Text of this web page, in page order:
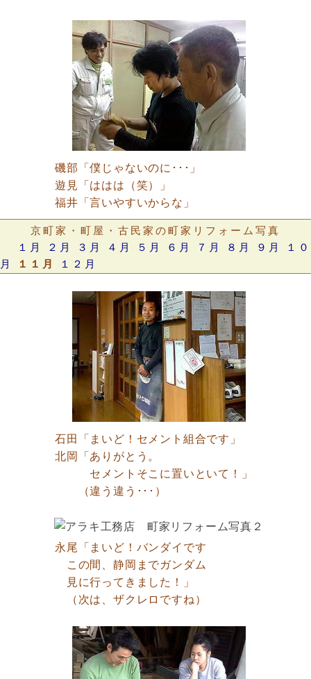
磯部「僕じゃないのに･･･」
遊見「ははは（笑）」
福井「言いやすいからな」
京町家・町屋・古民家の町家リフォーム写真
１月
２月 ３月 ４月 ５月 ６月 ７月 ８月 ９月
１０
月
１１月 １２月
石田「まいど！セメント組合です」
北岡「ありがとう。
セメントそこに置いといて！」
（違う違う･･･）
永尾「まいど！バンダイです
この間、静岡までガンダム
見に行ってきました！」
（次は、ザクレロですね）